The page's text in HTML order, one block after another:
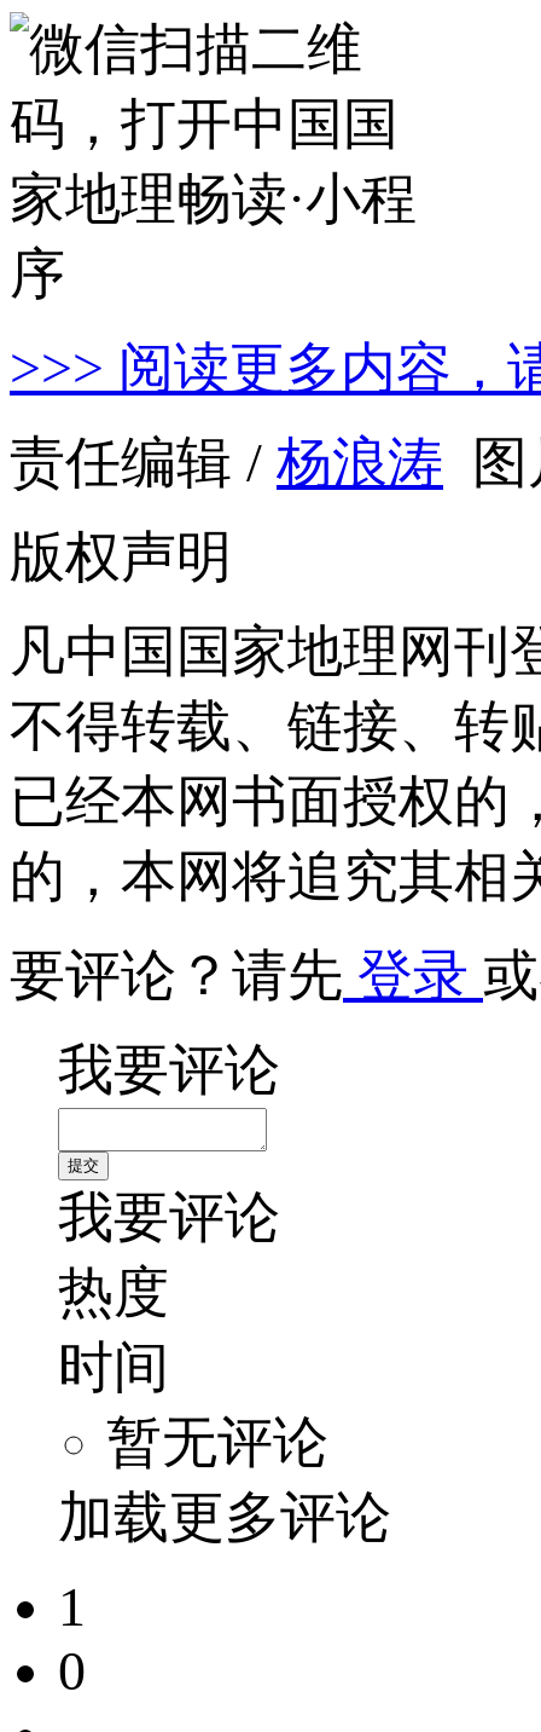
>>> 阅读更多内容，
责任编辑 / 杨浪涛
版权声明
凡中国国家地理网刊
不得转载、链接、转
已经本网书面授权的
的，本网将追究其相
要评论？请先 登录
我要评论
我要评论
热度
时间
暂无评论
加载更多评论
1
0